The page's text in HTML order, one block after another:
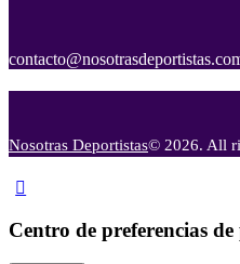
Nosotras Deportistas© 2026. All
Centro de preferencias